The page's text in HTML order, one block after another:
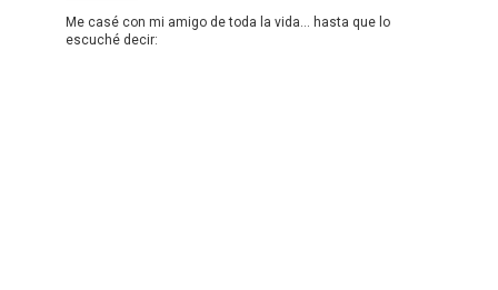
Me casé con mi amigo de toda la vida… hasta que lo
escuché decir: